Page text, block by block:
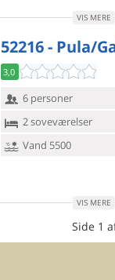
VIS MERE
52216 - Pula/
3,0
6 personer
2 soveværelser
Vand 5500
VIS MERE
Side 1